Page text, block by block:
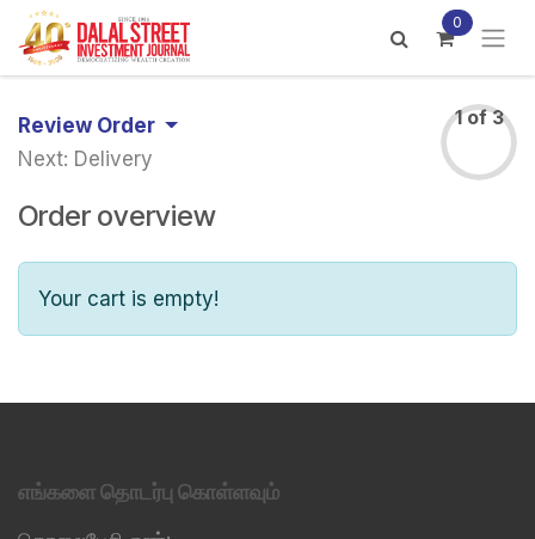
Skip to Content 0
Review Order
Next: Delivery
1 of 3
Order overview
Your cart is empty!
எங்களை தொடர்பு கொள்ளவும்